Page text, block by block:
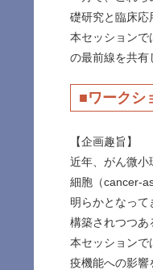
礎研究と臨床応
本セッションで
の最前線を共有
■ワークシ
【企画趣旨】
近年、がん微
細胞（cancer-
明らかとなっ
構築されつつあ
本セッションで
疫機能への影響